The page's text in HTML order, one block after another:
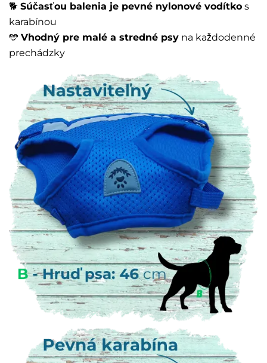
🐕 Súčasťou balenia je pevné nylonové vodítko s
karabínou
🩵 Vhodný pre malé a stredné psy na každodenné
prechádzky